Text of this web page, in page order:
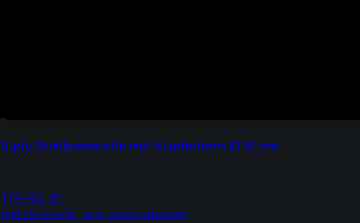
5-ply Stielkasserolle mit Kupferkern Ø 16 cm
119,95€
Inkl. 19% MwSt | zzgl. Versandkosten